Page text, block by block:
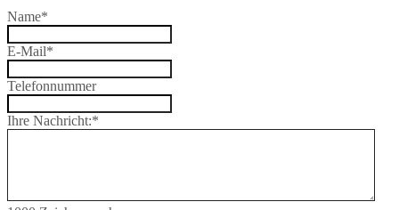
Name*
E-Mail*
Telefonnummer
Ihre Nachricht:*